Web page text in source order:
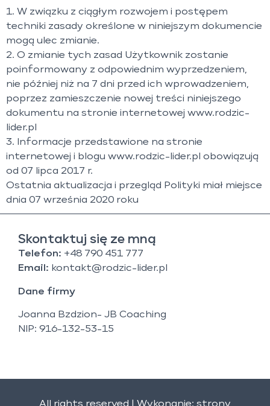
1. W związku z ciągłym rozwojem i postępem
techniki zasady określone w niniejszym dokumencie
mogą ulec zmianie.
2. O zmianie tych zasad Użytkownik zostanie
poinformowany z odpowiednim wyprzedzeniem,
nie później niż na 7 dni przed ich wprowadzeniem,
poprzez zamieszczenie nowej treści niniejszego
dokumentu na stronie internetowej www.rodzic-
lider.pl
3. Informacje przedstawione na stronie
internetowej i blogu www.rodzic-lider.pl obowiązują
od 07 lipca 2017 r.
Ostatnia aktualizacja i przegląd Polityki miał miejsce
dnia 07 września 2020 roku
Skontaktuj się ze mną
Telefon: +48 790 451 777
Email: kontakt@rodzic-lider.pl
Dane firmy
Joanna Bzdzion- JB Coaching
NIP: 916-132-53-15